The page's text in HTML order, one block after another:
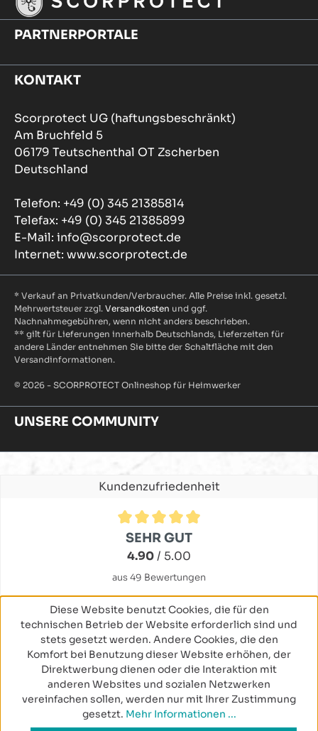
PARTNERPORTALE
KONTAKT
Scorprotect UG (haftungsbeschränkt)
Am Bruchfeld 5
06179 Teutschenthal OT Zscherben
Deutschland
Telefon: +49 (0) 345 21385814
Telefax: +49 (0) 345 21385899
E-Mail: info@scorprotect.de
Internet: www.scorprotect.de
* Verkauf an Privatkunden/Verbraucher. Alle Preise inkl. gesetzl.
Mehrwertsteuer zzgl. Versandkosten und ggf.
Nachnahmegebühren, wenn nicht anders beschrieben.
** gilt für Lieferungen innerhalb Deutschlands, Lieferzeiten für
andere Länder entnehmen Sie bitte der Schaltfläche mit den
Versandinformationen.
© 2026 - SCORPROTECT Onlineshop für Heimwerker
UNSERE COMMUNITY
Kundenzufriedenheit
Durchschnittliche Bewertung von 4.9 von 5 Sternen
SEHR GUT
4.90/ 5.00
aus 49 Bewertungen
Diese Website benutzt Cookies, die für den
technischen Betrieb der Website erforderlich sind und
stets gesetzt werden. Andere Cookies, die den
Komfort bei Benutzung dieser Website erhöhen, der
Direktwerbung dienen oder die Interaktion mit
anderen Websites und sozialen Netzwerken
vereinfachen sollen, werden nur mit Ihrer Zustimmung
gesetzt. Mehr Informationen ...